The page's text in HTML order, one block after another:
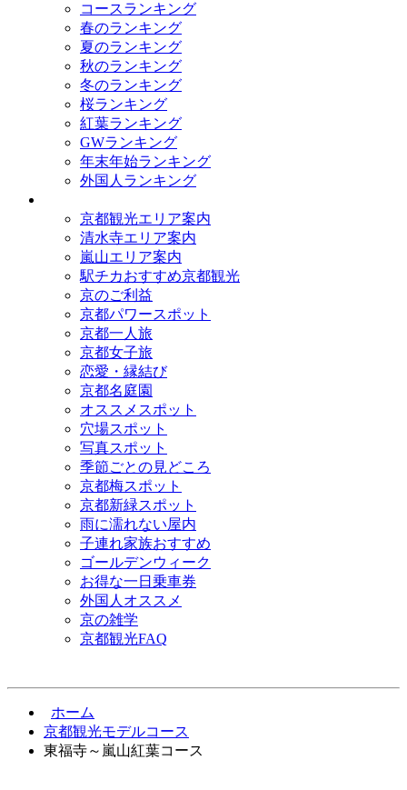
コースランキング
春のランキング
夏のランキング
秋のランキング
冬のランキング
桜ランキング
紅葉ランキング
GWランキング
年末年始ランキング
外国人ランキング
京都観光エリア案内
清水寺エリア案内
嵐山エリア案内
駅チカおすすめ京都観光
京のご利益
京都パワースポット
京都一人旅
京都女子旅
恋愛・縁結び
京都名庭園
オススメスポット
穴場スポット
写真スポット
季節ごとの見どころ
京都梅スポット
京都新緑スポット
雨に濡れない屋内
子連れ家族おすすめ
ゴールデンウィーク
お得な一日乗車券
外国人オススメ
京の雑学
京都観光FAQ
ホーム
京都観光モデルコース
東福寺～嵐山紅葉コース